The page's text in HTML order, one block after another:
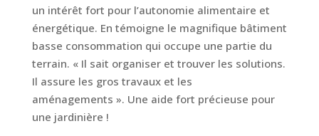
un intérêt fort pour l’autonomie alimentaire et
énergétique. En témoigne le magnifique bâtiment
basse consommation qui occupe une partie du
terrain. « Il sait organiser et trouver les solutions.
Il assure les gros travaux et les
aménagements ». Une aide fort précieuse pour
une jardinière !